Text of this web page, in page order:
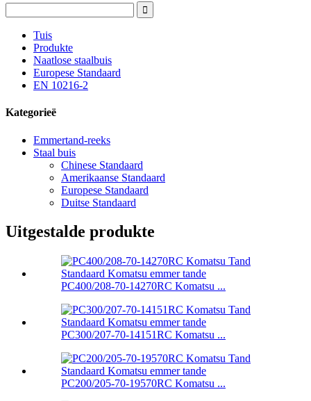
Tuis
Produkte
Naatlose staalbuis
Europese Standaard
EN 10216-2
Kategorieë
Emmertand-reeks
Staal buis
Chinese Standaard
Amerikaanse Standaard
Europese Standaard
Duitse Standaard
Uitgestalde produkte
PC400/208-70-14270RC Komatsu ...
PC300/207-70-14151RC Komatsu ...
PC200/205-70-19570RC Komatsu ...